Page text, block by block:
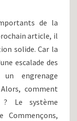
de la
article, il
solide. Car la
escalade des
engrenage
comment
Le système
Commençons,